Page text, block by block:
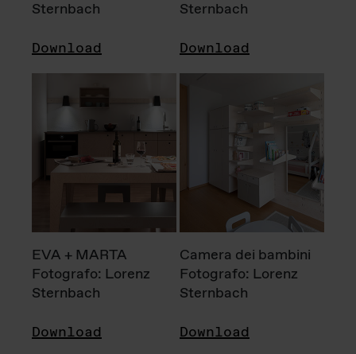
Sternbach
Download
Sternbach
Download
EVA + MARTA
Fotografo: Lorenz
Sternbach
Download
Camera dei bambini
Fotografo: Lorenz
Sternbach
Download